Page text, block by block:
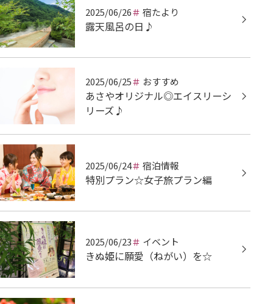
2025/06/26 宿たより
露天風呂の日♪
2025/06/25 おすすめ
あさやオリジナル◎エイスリーシ
リーズ♪
2025/06/24 宿泊情報
特別プラン☆女子旅プラン編
2025/06/23 イベント
きぬ姫に願愛（ねがい）を☆